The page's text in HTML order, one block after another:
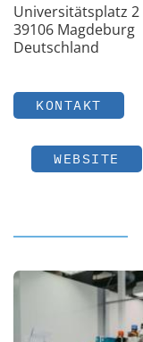
Universitätsplatz 2
39106 Magdeburg
Deutschland
KONTAKT
WEBSITE